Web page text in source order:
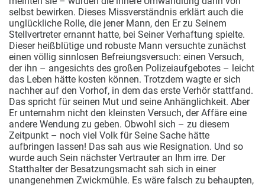
selbst bewirken. Dieses Missverständnis erklärt auch die
unglückliche Rolle, die jener Mann, den Er zu Seinem
Stellvertreter ernannt hatte, bei Seiner Verhaftung spielte.
Dieser heißblütige und robuste Mann versuchte zunächst
einen völlig sinnlosen Befreiungsversuch: einen Versuch,
der ihn – angesichts des großen Polizeiaufgebotes – leicht
das Leben hätte kosten können. Trotzdem wagte er sich
nachher auf den Vorhof, in dem das erste Verhör stattfand.
Das spricht für seinen Mut und seine Anhänglichkeit. Aber
Er unternahm nicht den kleinsten Versuch, der Affäre eine
andere Wendung zu geben. Obwohl sich – zu diesem
Zeitpunkt – noch viel Volk für Seine Sache hätte
aufbringen lassen! Das sah aus wie Resignation. Und so
wurde auch Sein nächster Vertrauter an Ihm irre. Der
Statthalter der Besatzungsmacht sah sich in einer
unangenehmen Zwickmühle. Es wäre falsch zu behaupten,